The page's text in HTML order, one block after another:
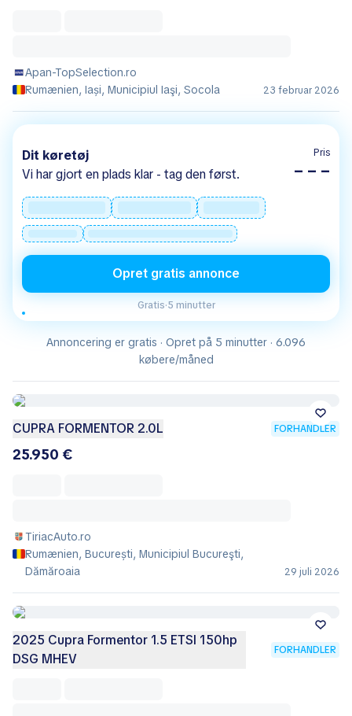
Apan-TopSelection.ro
Rumænien, Iași, Municipiul Iaşi, Socola
23 februar 2026
Dit køretøj
Vi har gjort en plads klar - tag den først.
Pris
– – –
Opret gratis annonce
Gratis·5 minutter
Annoncering er gratis · Opret på 5 minutter · 6.096
købere/måned
CUPRA FORMENTOR 2.0L FORHANDLER
25.950 €
TiriacAuto.ro
Rumænien, București, Municipiul Bucureşti,
Dămăroaia
29 juli 2026
2025 Cupra Formentor 1.5 ETSI 150hp
DSG MHEV
FORHANDLER